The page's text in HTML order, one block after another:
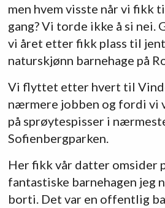
men hvem visste når vi fikk
gang? Vi torde ikke å si nei.
vi året etter fikk plass til
naturskjønn barnehage på
Vi flyttet etter hvert til
nærmere jobben og fordi vi
på sprøytespisser i
Sofienbergparken.
Her fikk vår datter omsider
fantastiske barnehagen jeg
borti. Det var en offentlig